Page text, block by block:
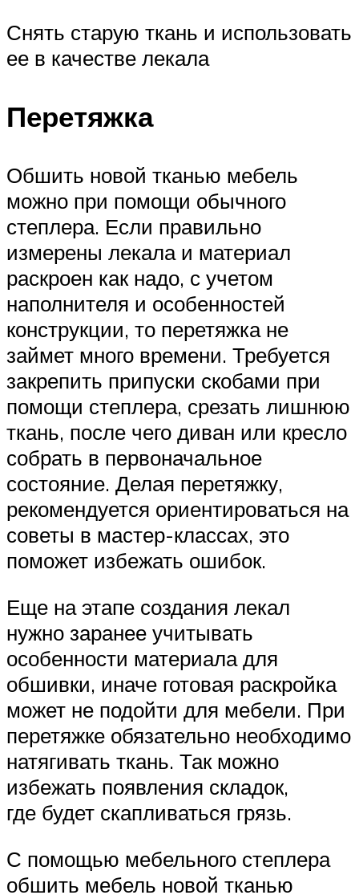
Снять старую ткань и использовать
ее в качестве лекала
Перетяжка
Обшить новой тканью мебель
можно при помощи обычного
степлера. Если правильно
измерены лекала и материал
раскроен как надо, с учетом
наполнителя и особенностей
конструкции, то перетяжка не
займет много времени. Требуется
закрепить припуски скобами при
помощи степлера, срезать лишнюю
ткань, после чего диван или кресло
собрать в первоначальное
состояние. Делая перетяжку,
рекомендуется ориентироваться на
советы в мастер-классах, это
поможет избежать ошибок.
Еще на этапе создания лекал
нужно заранее учитывать
особенности материала для
обшивки, иначе готовая раскройка
может не подойти для мебели. При
перетяжке обязательно необходимо
натягивать ткань. Так можно
избежать появления складок,
где будет скапливаться грязь.
С помощью мебельного степлера
обшить мебель новой тканью